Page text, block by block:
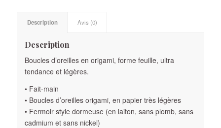
Description Avis (0)
Description
Boucles d’oreilles en origami, forme feuille, ultra
tendance et légères.
• Fait-main
• Boucles d’oreilles origami, en papier très légères
• Fermoir style dormeuse (en laiton, sans plomb, sans
cadmium et sans nickel)